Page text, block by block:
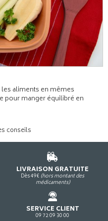
aliments en mêmes
pour manger équilibré en
conseils
LIVRAISON GRATUITE
Dès 49€ (hors montant des
médicaments)
SERVICE CLIENT
09 72 09 30 00